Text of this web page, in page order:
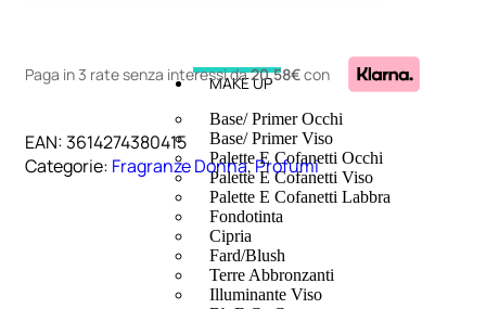
MAKE UP
Base/ Primer Occhi
Base/ Primer Viso
Palette E Cofanetti Occhi
Palette E Cofanetti Viso
Palette E Cofanetti Labbra
Fondotinta
Cipria
Fard/Blush
Terre Abbronzanti
Illuminante Viso
Paga in 3 rate senza interessida20,58€con
EAN:3614274380415
Categorie: Fragranze Donna,Profumi